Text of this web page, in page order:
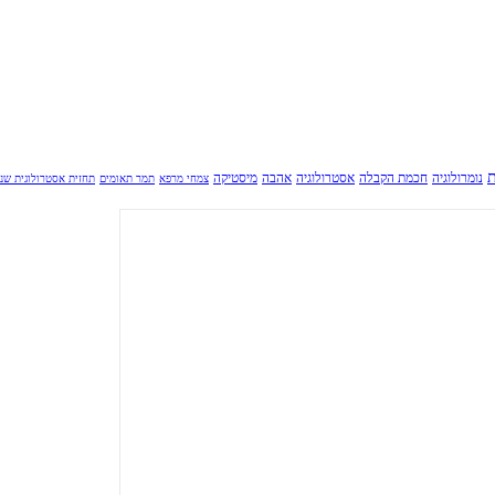
נומרולוגיה חכמת הקבלה אסטרולוגיה אהבה מיסטיקה צמחי מרפא תמר תאומים תחזית אסטרולוגית